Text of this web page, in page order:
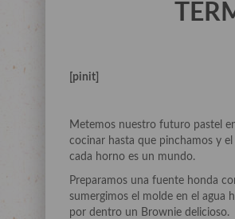
[pinit]
Metemos nuestro futuro pastel
cocinar hasta que pinchamos y
cada horno es un mundo.
Preparamos una fuente honda
sumergimos el molde en el agua
por dentro un Brownie delicioso.